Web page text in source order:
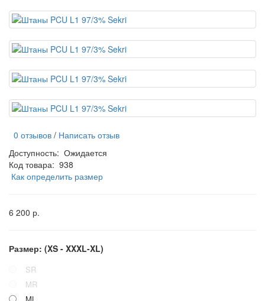
0 отзывов / Написать отзыв
Доступность: Ожидается
Код товара: 938
Как определить размер
6 200 р.
Размер: (XS - XXXL-XL)
SR
MR